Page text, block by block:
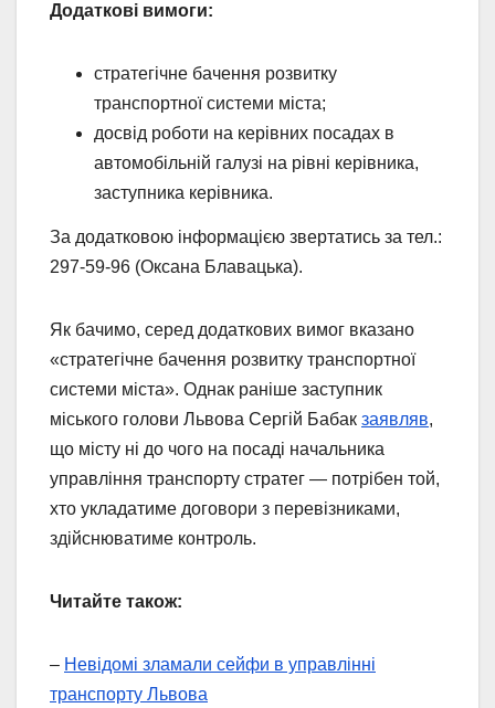
Додаткові вимоги:
стратегічне бачення розвитку
транспортної системи міста;
досвід роботи на керівних посадах в
автомобільній галузі на рівні керівника,
заступника керівника.
За додатковою інформацією звертатись за тел.:
297-59-96 (Оксана Блавацька).
Як бачимо, серед додаткових вимог вказано
«стратегічне бачення розвитку транспортної
системи міста». Однак раніше заступник
міського голови Львова Сергій Бабак заявляв,
що місту ні до чого на посаді начальника
управління транспорту стратег — потрібен той,
хто укладатиме договори з перевізниками,
здійснюватиме контроль.
Читайте також:
– Невідомі зламали сейфи в управлінні
транспорту Львова